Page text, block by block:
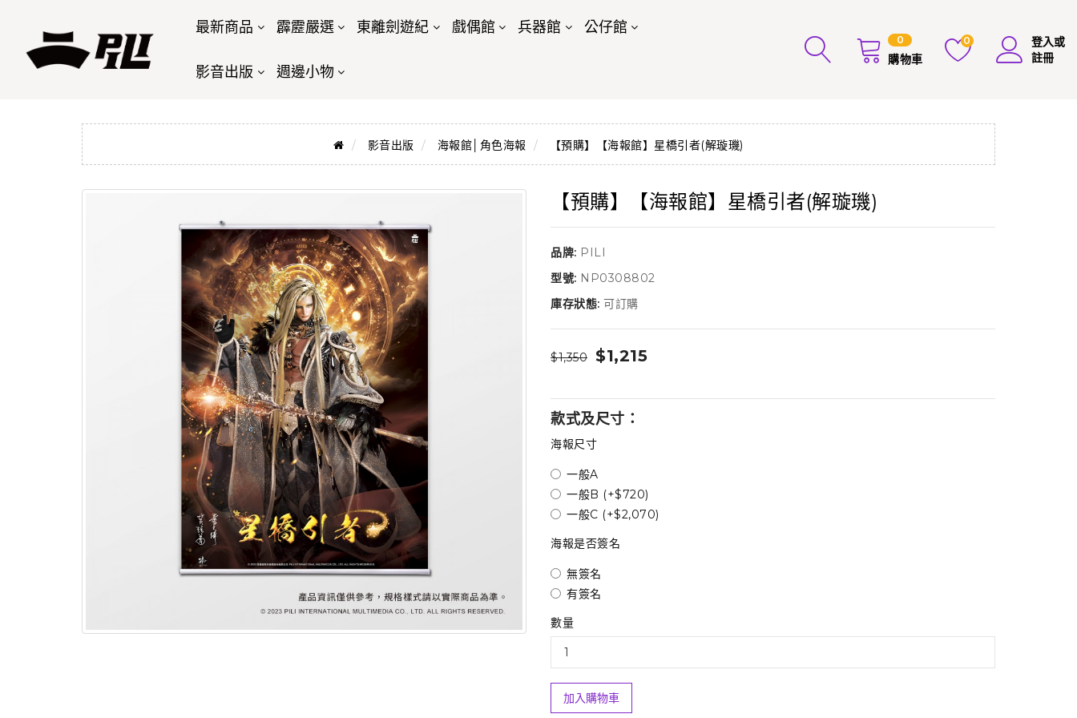
最新商品 霹靂嚴選 東離劍遊紀 戲偶館 兵器館 公仔館
影音出版 週邊小物
0
購物車
0
登入或
註冊
影音出版 海報館│角色海報 【預購】【海報館】星橋引者(解璇璣)
【預購】【海報館】星橋引者(解璇璣)
品牌: PILI
型號: NP0308802
庫存狀態: 可訂購
$1,350 $1,215
款式及尺寸：
海報尺寸
一般A
一般B (+$720)
一般C (+$2,070)
海報是否簽名
無簽名
有簽名
數量
加入購物車